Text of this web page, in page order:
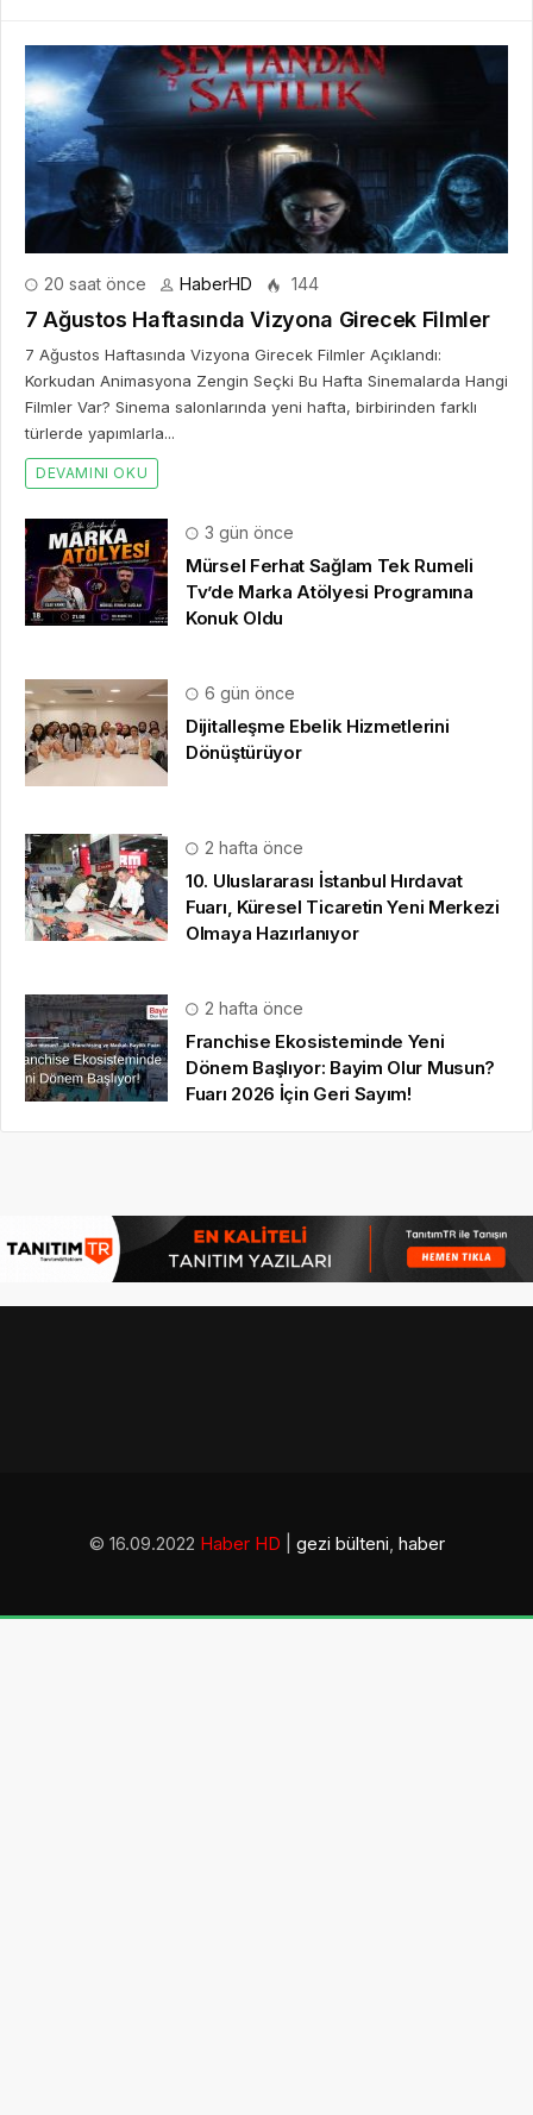
20 saat önce HaberHD 144
7 Ağustos Haftasında Vizyona Girecek Filmler
7 Ağustos Haftasında Vizyona Girecek Filmler Açıklandı:
Korkudan Animasyona Zengin Seçki Bu Hafta Sinemalarda Hangi
Filmler Var? Sinema salonlarında yeni hafta, birbirinden farklı
türlerde yapımlarla...
DEVAMINI OKU
3 gün önce
Mürsel Ferhat Sağlam Tek Rumeli
Tv’de Marka Atölyesi Programına
Konuk Oldu
6 gün önce
Dijitalleşme Ebelik Hizmetlerini
Dönüştürüyor
2 hafta önce
10. Uluslararası İstanbul Hırdavat
Fuarı, Küresel Ticaretin Yeni Merkezi
Olmaya Hazırlanıyor
2 hafta önce
Franchise Ekosisteminde Yeni
Dönem Başlıyor: Bayim Olur Musun?
Fuarı 2026 İçin Geri Sayım!
© 16.09.2022 Haber HD gezi bülteni haber